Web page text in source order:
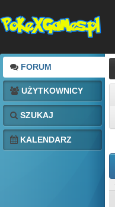
FORUM
UŻYTKOWNICY
SZUKAJ
KALENDARZ